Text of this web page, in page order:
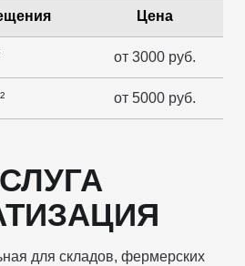
Цена
от 3000 руб.
от 5000 руб.
для складов, фермерских